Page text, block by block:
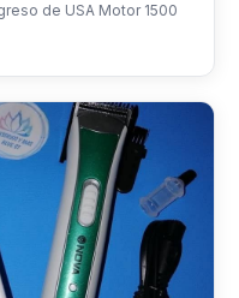
de USA Motor 1500